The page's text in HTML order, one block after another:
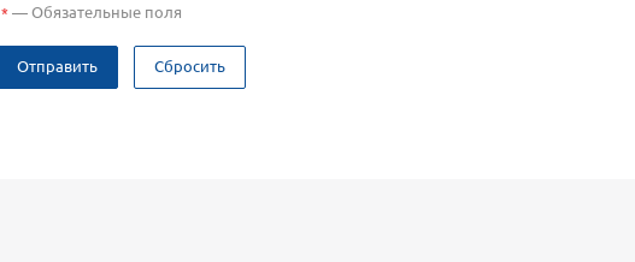
*—Обязательные поля
Отправить Сбросить